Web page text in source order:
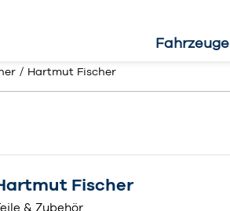
Fahrzeuge
Hartmut Fischer
Fischer
Teile & Zubehör